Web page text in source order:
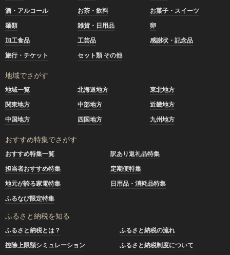
酒・アルコール
お茶・飲料
お菓子・スイーツ
麺類
雑貨・日用品
卵
加工食品
工芸品
感謝状・記念品
旅行・チケット
セット類 その他
地域でさがす
地域一覧 北海道地方
東北地方
関東地方
中部地方
近畿地方
中国地方
四国地方 九州地方
おすすめ特集でさがす
おすすめ特集一覧
訳あり返礼品特集
担当者おすすめ特集
定期便特集
地元が誇る家電特集
日用品・消耗品特集
ふるなび限定特集
ふるさと納税を知る
ふるさと納税とは？
ふるさと納税の流れ
控除上限額シミュレーション
ふるさと納税制度について